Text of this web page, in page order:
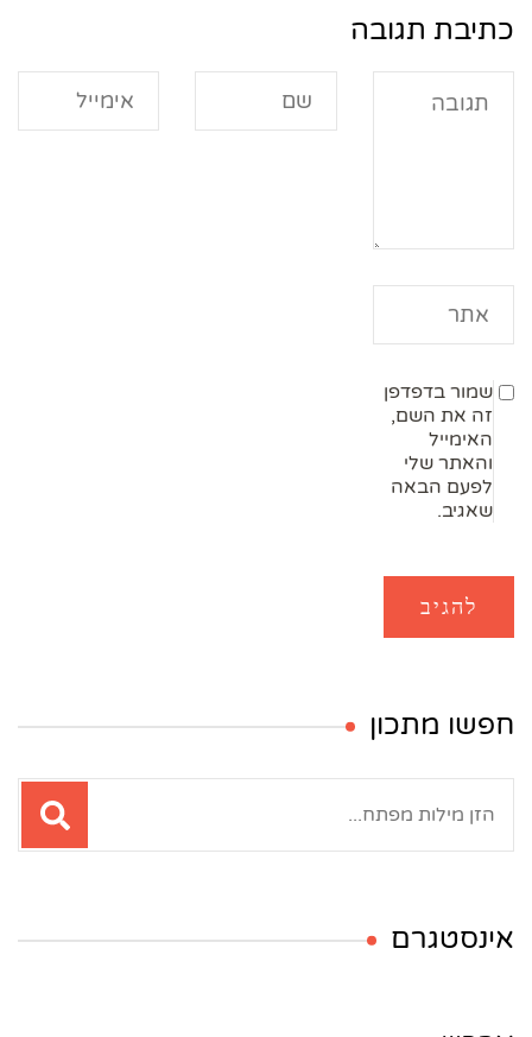
כתיבת תגובה
שמור בדפדפן
זה את השם,
האימייל
והאתר שלי
לפעם הבאה
שאגיב.
חפשו מתכון
אינסטגרם